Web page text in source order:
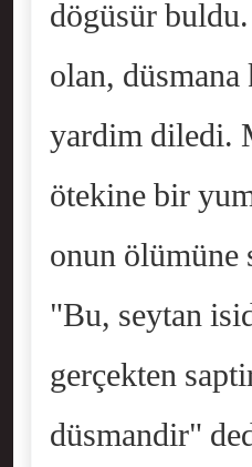
dögüsür
olan,
yardim diledi.
ötekine bir
onun ölümüne
"Bu, seytan
gerçekten
düsmandir"